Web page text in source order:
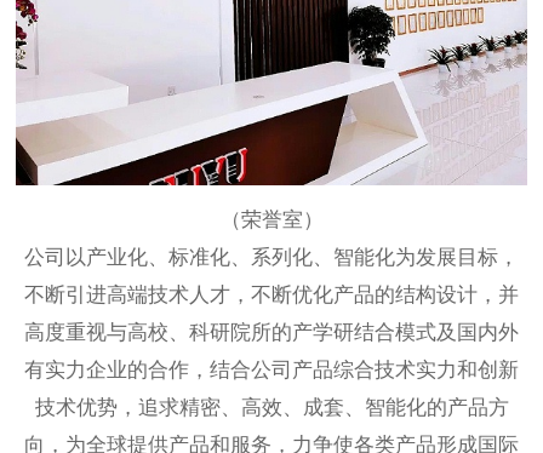
（荣誉室）
公司以产业化、标准化、系列化、智能化为发展目标，
不断引进高端技术人才，不断优化产品的结构设计，并
高度重视与高校、科研院所的产学研结合模式及国内外
有实力企业的合作，结合公司产品综合技术实力和创新
技术优势，追求精密、高效、成套、智能化的产品方
向，为全球提供产品和服务，力争使各类产品形成国际